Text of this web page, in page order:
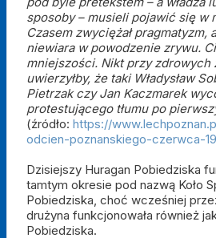
sposoby – musieli pojawić się w
Czasem zwyciężał pragmatyzm,
niewiara w powodzenie zrywu.
mniejszości. Nikt przy zdrowych
uwierzyłby, że taki Władysław
Pietrzak czy Jan Kaczmarek
protestującego tłumu po
(źródło: https://
odcien-poznanskiego-czerwca-
Dzisiejszy Huragan Pobiedziska
tamtym okresie pod nazwą Koło
Pobiedziska, choć wcześniej
drużyna funkcjonowała również
Pobiedziska.